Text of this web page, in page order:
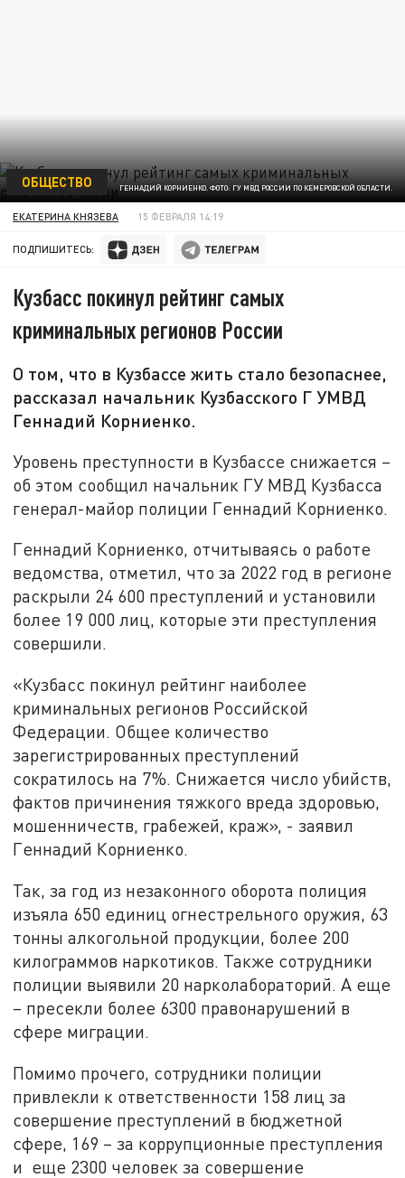
ГЕННАДИЙ КОРНИЕНКО. ФОТО: ГУ МВД РОССИИ ПО КЕМЕРОВСКОЙ ОБЛАСТИ.
ОБЩЕСТВО
ЕКАТЕРИНА КНЯЗЕВА 15 ФЕВРАЛЯ 14:19
ПОДПИШИТЕСЬ:
Кузбасс покинул рейтинг самых
криминальных регионов России
О том, что в Кузбассе жить стало безопаснее,
рассказал начальник Кузбасского Г УМВД
Геннадий Корниенко.
Уровень преступности в Кузбассе снижается –
об этом сообщил начальник ГУ МВД Кузбасса
генерал-майор полиции Геннадий Корниенко.
Геннадий Корниенко, отчитываясь о работе
ведомства, отметил, что за 2022 год в регионе
раскрыли 24 600 преступлений и установили
более 19 000 лиц, которые эти преступления
совершили.
«Кузбасс покинул рейтинг наиболее
криминальных регионов Российской
Федерации. Общее количество
зарегистрированных преступлений
сократилось на 7%. Снижается число убийств,
фактов причинения тяжкого вреда здоровью,
мошенничеств, грабежей, краж», - заявил
Геннадий Корниенко.
Так, за год из незаконного оборота полиция
изъяла 650 единиц огнестрельного оружия, 63
тонны алкогольной продукции, более 200
килограммов наркотиков. Также сотрудники
полиции выявили 20 нарколабораторий. А еще
– пресекли более 6300 правонарушений в
сфере миграции.
Помимо прочего, сотрудники полиции
привлекли к ответственности 158 лиц за
совершение преступлений в бюджетной
сфере, 169 – за коррупционные преступления
и еще 2300 человек за совершение